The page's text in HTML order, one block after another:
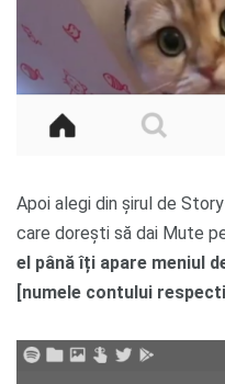
Apoi alegi din șirul de
care dorești să dai Mute
el până îți apare meniul
[numele contului